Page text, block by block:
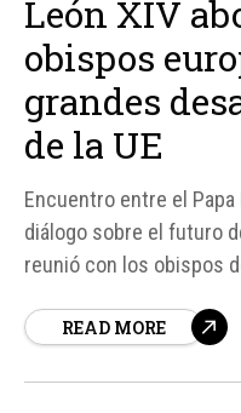
León XIV
obispos
grandes
de la UE
Encuentro entre el Papa
diálogo sobre el futuro
reunió con los obispos
(COMECE) el pasado
READ MORE